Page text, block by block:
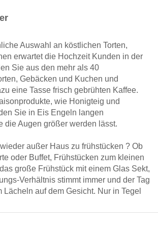
Auswahl an köstlichen Torten,
erwartet die Hochzeit Kunden in der
Sie aus den mehr als 40
Gebäcken und Kuchen und
eine Tasse frisch gebrühten Kaffee.
wie Honigteig und
Sie in Eis Engeln langen
die Augen größer werden lässt.
außer Haus zu frühstücken ? Ob
oder Buffet, Frühstücken zum kleinen
große Frühstück mit einem Glas Sekt,
Verhältnis stimmt immer und der Tag
Lächeln auf dem Gesicht. Nur in Tegel